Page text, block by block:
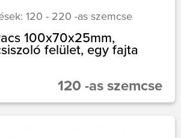
120 - 220 -as szemcse
100x70x25mm,
felület, egy fajta
120 -as szemcse